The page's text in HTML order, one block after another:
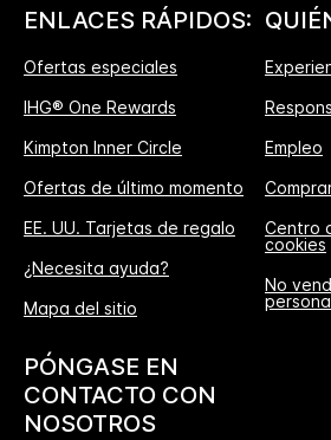
ENLACES RÁPIDOS:
Ofertas especiales
IHG® One Rewards
Kimpton Inner Circle
Ofertas de último momento
EE. UU. Tarjetas de regalo
¿Necesita ayuda?
Mapa del sitio
Empleo
Centro
cookies
No
PÓNGASE EN
CONTACTO CON
NOSOTROS